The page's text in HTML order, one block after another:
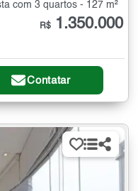
com 3 quartos - 127 m²
R$ 1.350.000
Contatar